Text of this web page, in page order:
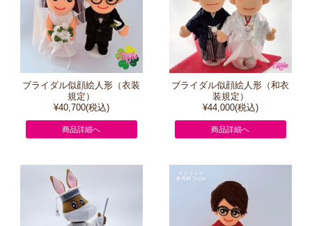
ブライダル似顔絵人形（衣装
規定）
¥40,700(税込)
商品詳細へ
ブライダル似顔絵人形（和衣
装規定）
¥44,000(税込)
商品詳細へ